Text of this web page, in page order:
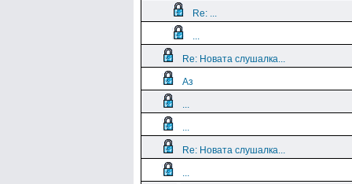
Re: ...
...
Re: Новата слушалка...
Аз
...
...
Re: Новата слушалка...
...